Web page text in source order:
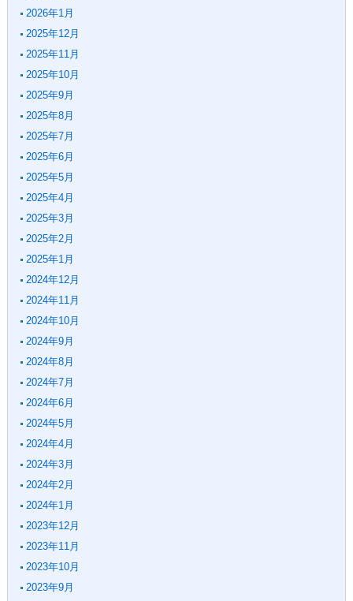
2026年1月
2025年12月
2025年11月
2025年10月
2025年9月
2025年8月
2025年7月
2025年6月
2025年5月
2025年4月
2025年3月
2025年2月
2025年1月
2024年12月
2024年11月
2024年10月
2024年9月
2024年8月
2024年7月
2024年6月
2024年5月
2024年4月
2024年3月
2024年2月
2024年1月
2023年12月
2023年11月
2023年10月
2023年9月